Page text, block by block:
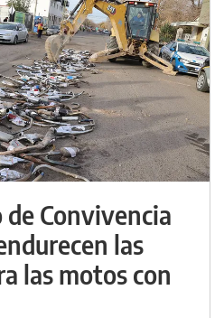
Convivencia
las
las motos con